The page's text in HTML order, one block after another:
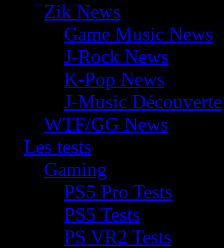
Zik News
Game Music News
J-Rock News
K-Pop News
J-Music Découverte
WTF/GG News
Les tests
Gaming
PS5 Pro Tests
PS5 Tests
PS VR2 Tests